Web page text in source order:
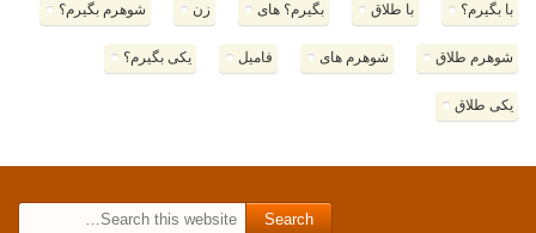
با بگیرم؟ با طلاق بگیرم؟ های زن شوهرم بگیرم؟
شوهرم طلاق شوهرم های فامیل یکی بگیرم؟
یکی طلاق